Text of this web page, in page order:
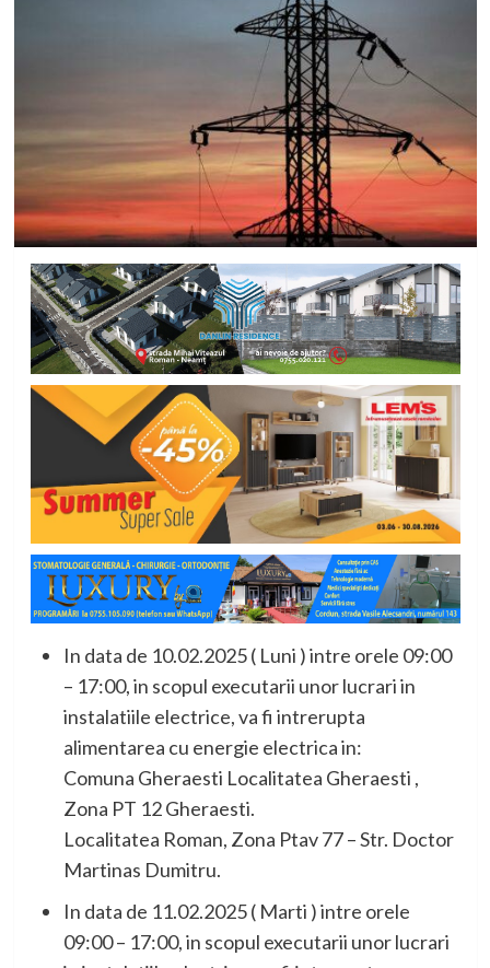
In data de 10.02.2025 ( Luni ) intre orele 09:00
– 17:00, in scopul executarii unor lucrari in
instalatiile electrice, va fi intrerupta
alimentarea cu energie electrica in:
Comuna Gheraesti Localitatea Gheraesti ,
Zona PT 12 Gheraesti.
Localitatea Roman, Zona Ptav 77 – Str. Doctor
Martinas Dumitru.
In data de 11.02.2025 ( Marti ) intre orele
09:00 – 17:00, in scopul executarii unor lucrari